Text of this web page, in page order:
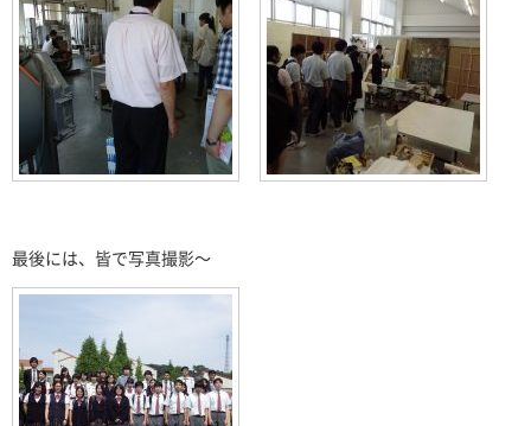
最後には、皆で写真撮影～